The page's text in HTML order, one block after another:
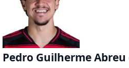
Pedro Guilherme Abreu